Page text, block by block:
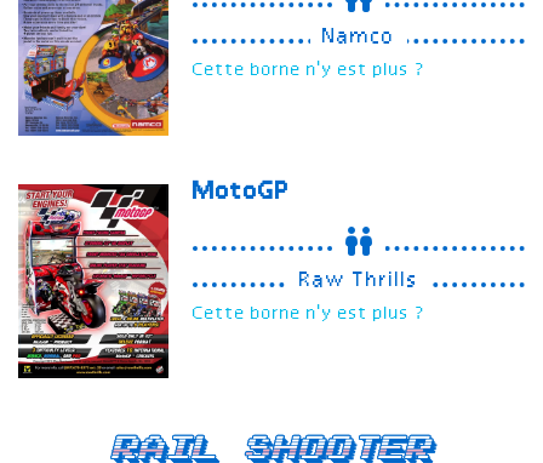
Namco
Cette borne n'y est plus ?
MotoGP
Raw Thrills
Cette borne n'y est plus ?
Rail Shooter